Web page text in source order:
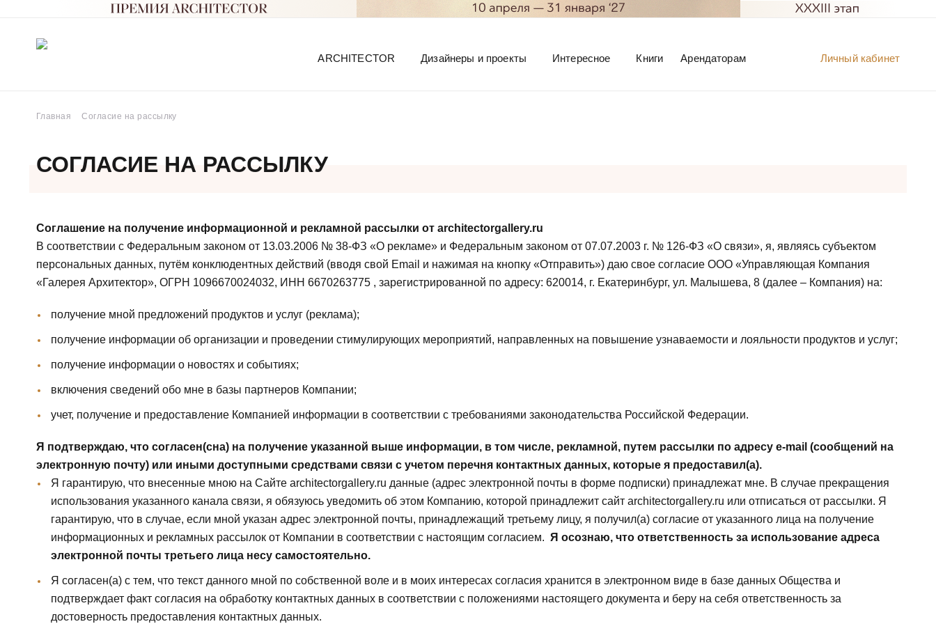
Личный кабинет
ARCHITECTOR Дизайнеры и проекты Интересное Книги Арендаторам
Главная Согласие на рассылку
СОГЛАСИЕ НА РАССЫЛКУ
Соглашение на получение информационной и рекламной рассылки от architectorgallery.ru
В соответствии с Федеральным законом от 13.03.2006 № 38-ФЗ «О рекламе» и Федеральным законом от 07.07.2003 г. № 126-ФЗ «О связи», я, являясь субъектом
персональных данных, путём конклюдентных действий (вводя свой Email и нажимая на кнопку «Отправить») даю свое согласие ООО «Управляющая Компания
«Галерея Архитектор», ОГРН 1096670024032, ИНН 6670263775 , зарегистрированной по адресу: 620014, г. Екатеринбург, ул. Малышева, 8 (далее – Компания) на:
получение мной предложений продуктов и услуг (реклама);
получение информации об организации и проведении стимулирующих мероприятий, направленных на повышение узнаваемости и лояльности продуктов и услуг;
получение информации о новостях и событиях;
включения сведений обо мне в базы партнеров Компании;
учет, получение и предоставление Компанией информации в соответствии с требованиями законодательства Российской Федерации.
Я подтверждаю, что согласен(сна) на получение указанной выше информации, в том числе, рекламной, путем рассылки по адресу e-mail (сообщений на
электронную почту) или иными доступными средствами связи с учетом перечня контактных данных, которые я предоставил(а).
Я гарантирую, что внесенные мною на Сайте architectorgallery.ru данные (адрес электронной почты в форме подписки) принадлежат мне. В случае прекращения
использования указанного канала связи, я обязуюсь уведомить об этом Компанию, которой принадлежит сайт architectorgallery.ru или отписаться от рассылки. Я
гарантирую, что в случае, если мной указан адрес электронной почты, принадлежащий третьему лицу, я получил(а) согласие от указанного лица на получение
информационных и рекламных рассылок от Компании в соответствии с настоящим согласием. Я осознаю, что ответственность за использование адреса
электронной почты третьего лица несу самостоятельно.
Я согласен(а) с тем, что текст данного мной по собственной воле и в моих интересах согласия хранится в электронном виде в базе данных Общества и
подтверждает факт согласия на обработку контактных данных в соответствии с положениями настоящего документа и беру на себя ответственность за
достоверность предоставления контактных данных.